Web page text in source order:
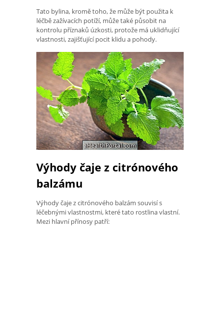
Tato bylina, kromě toho, že může být použita k
léčbě zažívacích potíží, může také působit na
kontrolu příznaků úzkosti, protože má uklidňující
vlastnosti, zajišťující pocit klidu a pohody.
Výhody čaje z citrónového
balzámu
Výhody čaje z citrónového balzám souvisí s
léčebnými vlastnostmi, které tato rostlina vlastní.
Mezi hlavní přínosy patří: